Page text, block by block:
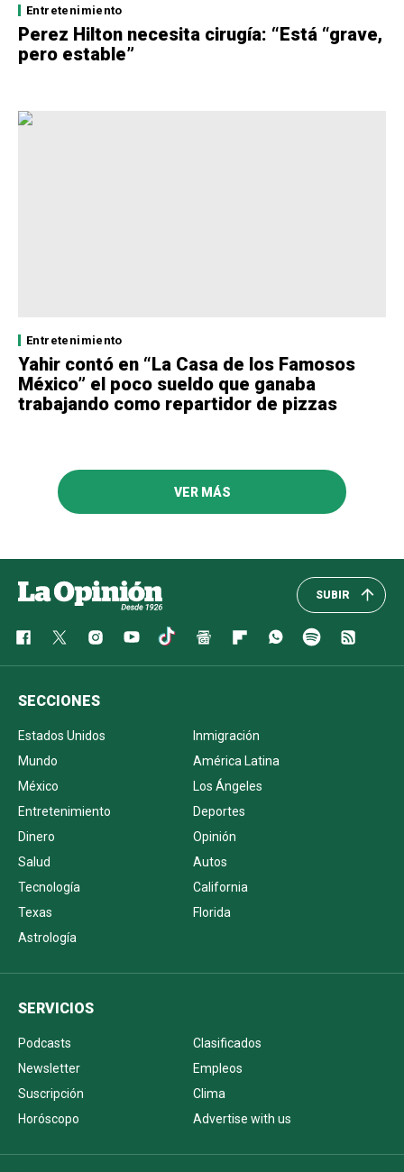
Entretenimiento
Perez Hilton necesita cirugía: “Está “grave,
pero estable”
Entretenimiento
Yahir contó en “La Casa de los Famosos
México” el poco sueldo que ganaba
trabajando como repartidor de pizzas
VER MÁS
SUBIR
SECCIONES
Estados Unidos
Inmigración
Mundo
América Latina
México
Los Ángeles
Entretenimiento
Deportes
Dinero
Opinión
Salud
Autos
Tecnología
California
Texas
Florida
Astrología
SERVICIOS
Podcasts
Clasificados
Newsletter
Empleos
Suscripción
Clima
Horóscopo
Advertise with us